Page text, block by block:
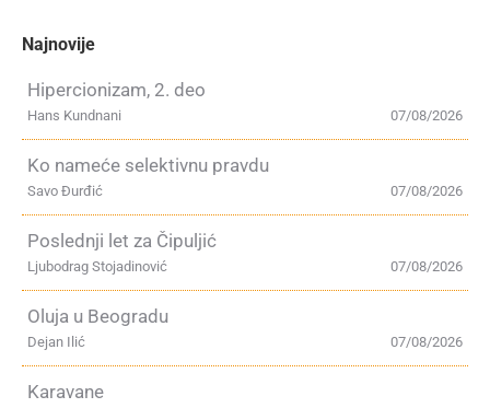
Najnovije
Hipercionizam, 2. deo
07/08/2026
Hans Kundnani
Ko nameće selektivnu pravdu
07/08/2026
Savo Đurđić
Poslednji let za Čipuljić
07/08/2026
Ljubodrag Stojadinović
Oluja u Beogradu
07/08/2026
Dejan Ilić
Karavane